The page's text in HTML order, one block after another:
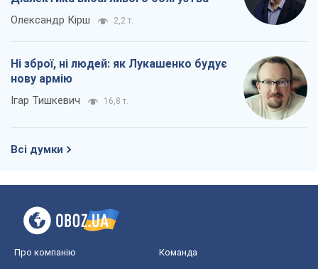
Олександр Кірш 2,2 т.
Ні зброї, ні людей: як Лукашенко будує
нову армію
Ігар Тишкевич 16,8 т.
Всі думки
Про компанію Команда